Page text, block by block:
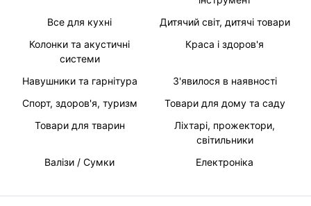
Все для кухні
Дитячий світ, дитячі товари
Колонки та акустичні
системи
Краса і здоров'я
Навушники та гарнітура
З'явилося в наявності
Спорт, здоров'я, туризм
Товари для дому та саду
Товари для тварин
Ліхтарі, прожектори,
світильники
Валізи / Сумки
Електроніка